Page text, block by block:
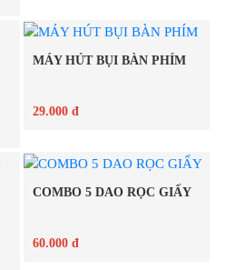
Chi tiết
MÁY HÚT BỤI BÀN PHÍM
29.000 đ
COMBO 5 DAO RỌC GIẤY
60.000 đ